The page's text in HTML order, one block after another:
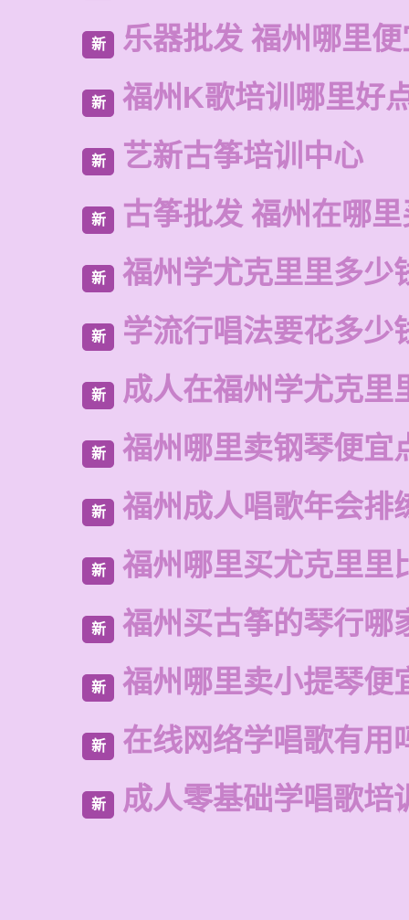
新 乐器批发 福州哪里
新 福州K歌培训哪里好
新 艺新古筝培训中心
新 古筝批发 福州在哪
新 福州学尤克里里多少
新 学流行唱法要花多少
新 成人在福州学尤克里
新 福州哪里卖钢琴便宜
新 福州成人唱歌年会排
新 福州哪里买尤克里里
新 福州买古筝的琴行哪
新 福州哪里卖小提琴便
新 在线网络学唱歌有用
新 成人零基础学唱歌培